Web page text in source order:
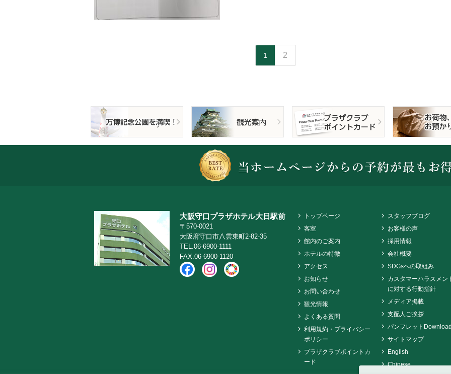
1 2
大阪守口プラザホテル大日駅前
〒570-0021
大阪府守口市八雲東町2-82-35
TEL.06-6900-1111
FAX.06-6900-1120
トップページ
客室
館内のご案内
ホテルの特徴
アクセス
お知らせ
お問い合わせ
観光情報
よくある質問
利用規約・プライバシー
ポリシー
プラザクラブポイントカ
ード
スタッフブログ
お客様の声
採用情報
会社概要
SDGsへの取組み
カスタマーハラスメン
に対する行動指針
メディア掲載
支配人ご挨拶
パンフレット
サイトマップ
English
Chinese